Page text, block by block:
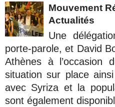
Mouvement
Actualités
Une
porte-parole, et David
Athènes à l’occasion
situation sur place
avec Syriza et la
sont également